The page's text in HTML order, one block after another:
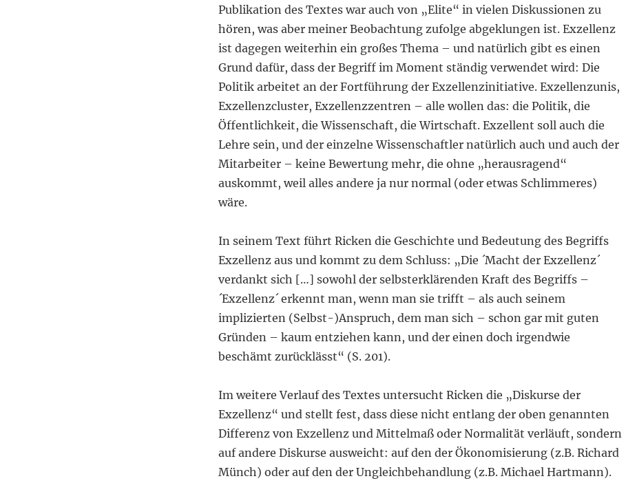
Publikation des Textes war auch von „Elite“ in vielen Diskussionen zu
hören, was aber meiner Beobachtung zufolge abgeklungen ist. Exzellenz
ist dagegen weiterhin ein großes Thema – und natürlich gibt es einen
Grund dafür, dass der Begriff im Moment ständig verwendet wird: Die
Politik arbeitet an der Fortführung der Exzellenzinitiative. Exzellenzunis,
Exzellenzcluster, Exzellenzzentren – alle wollen das: die Politik, die
Öffentlichkeit, die Wissenschaft, die Wirtschaft. Exzellent soll auch die
Lehre sein, und der einzelne Wissenschaftler natürlich auch und auch der
Mitarbeiter – keine Bewertung mehr, die ohne „herausragend“
auskommt, weil alles andere ja nur normal (oder etwas Schlimmeres)
wäre.
In seinem Text führt Ricken die Geschichte und Bedeutung des Begriffs
Exzellenz aus und kommt zu dem Schluss: „Die ´Macht der Exzellenz´
verdankt sich […] sowohl der selbsterklärenden Kraft des Begriffs –
´Exzellenz´ erkennt man, wenn man sie trifft – als auch seinem
implizierten (Selbst-)Anspruch, dem man sich – schon gar mit guten
Gründen – kaum entziehen kann, und der einen doch irgendwie
beschämt zurücklässt“ (S. 201).
Im weitere Verlauf des Textes untersucht Ricken die „Diskurse der
Exzellenz“ und stellt fest, dass diese nicht entlang der oben genannten
Differenz von Exzellenz und Mittelmaß oder Normalität verläuft, sondern
auf andere Diskurse ausweicht: auf den der Ökonomisierung (z.B. Richard
Münch) oder auf den der Ungleichbehandlung (z.B. Michael Hartmann).